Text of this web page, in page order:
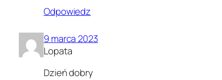
Odpowiedz
9 marca 2023
Lopata
Dzień dobry